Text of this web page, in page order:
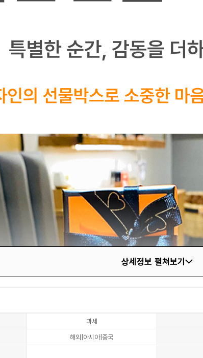
상세정보 펼쳐보기
과세
해외|아시아|중국